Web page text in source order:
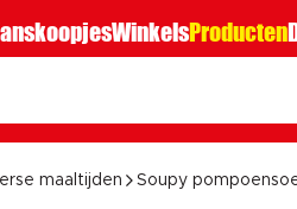
WinkelsProducten
maaltijden Soupy